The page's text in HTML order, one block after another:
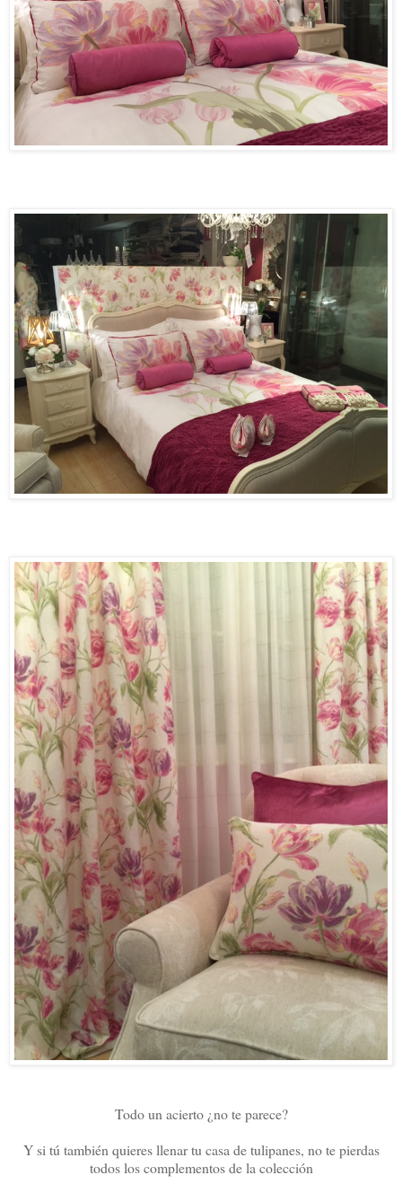
Todo un acierto ¿no te parece?
Y si tú también quieres llenar tu casa de tulipanes, no te pierdas
todos los complementos de la colección